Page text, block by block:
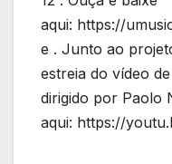
aqui: https://
e . Junto ao
estreia do vídeo
dirigido por Paolo
aqui: https://